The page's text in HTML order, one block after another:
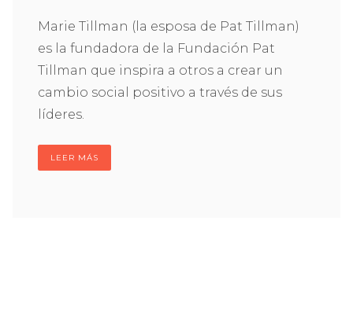
Marie Tillman (la esposa de Pat Tillman)
es la fundadora de la Fundación Pat
Tillman que inspira a otros a crear un
cambio social positivo a través de sus
líderes.
LEER MÁS